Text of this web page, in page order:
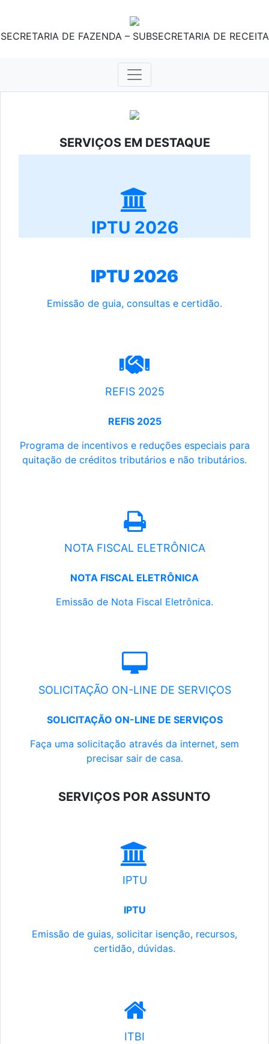
SECRETARIA DE FAZENDA – SUBSECRETARIA DE RECEITA
SERVIÇOS EM DESTAQUE
IPTU 2026
IPTU 2026
Emissão de guia, consultas e certidão.
REFIS 2025
REFIS 2025
Programa de incentivos e reduções especiais para
quitação de créditos tributários e não tributários.
NOTA FISCAL ELETRÔNICA
NOTA FISCAL ELETRÔNICA
Emissão de Nota Fiscal Eletrônica.
SOLICITAÇÃO ON-LINE DE SERVIÇOS
SOLICITAÇÃO ON-LINE DE SERVIÇOS
Faça uma solicitação através da internet, sem
precisar sair de casa.
SERVIÇOS POR ASSUNTO
IPTU
IPTU
Emissão de guias, solicitar isenção, recursos,
certidão, dúvidas.
ITBI